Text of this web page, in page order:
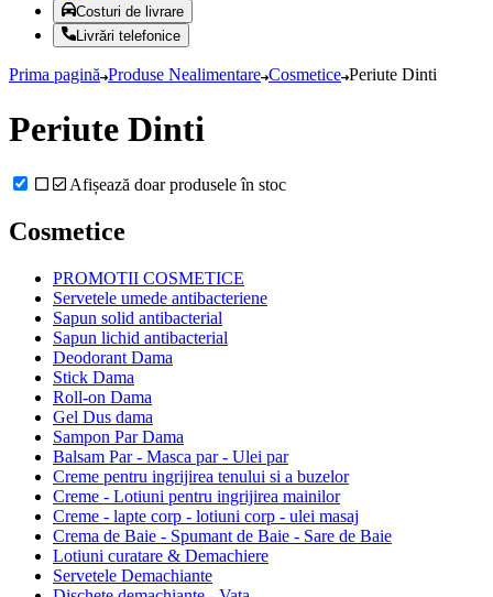
Costuri de livrare
Livrări telefonice
Prima pagină Produse Nealimentare Cosmetice Periute Dinti
Periute Dinti
Afișează doar produsele în stoc
Cosmetice
PROMOTII COSMETICE
Servetele umede antibacteriene
Sapun solid antibacterial
Sapun lichid antibacterial
Deodorant Dama
Stick Dama
Roll-on Dama
Gel Dus dama
Sampon Par Dama
Balsam Par - Masca par - Ulei par
Creme pentru ingrijirea tenului si a buzelor
Creme - Lotiuni pentru ingrijirea mainilor
Creme - lapte corp - lotiuni corp - ulei masaj
Crema de Baie - Spumant de Baie - Sare de Baie
Lotiuni curatare & Demachiere
Servetele Demachiante